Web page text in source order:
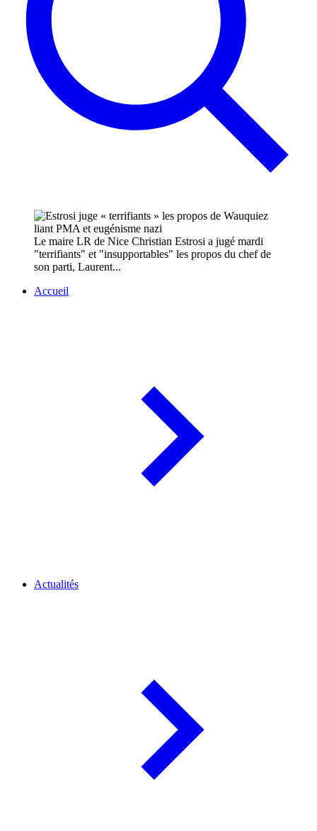
Le maire LR de Nice Christian Estrosi a jugé mardi
"terrifiants" et "insupportables" les propos du chef de
son parti, Laurent...
Accueil
Actualités